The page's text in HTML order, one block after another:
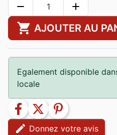
remove add
shopping_cart AJOUTER AU
Egalement disponible
locale
facebook twitter
pinterest
edit Donnez votre avis